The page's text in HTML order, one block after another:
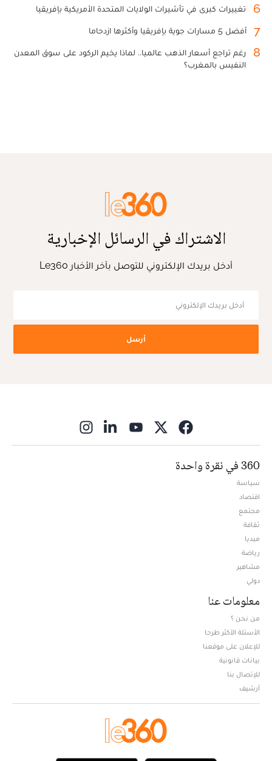
6 تغييرات كبرى في تأشيرات الولايات المتحدة الأمريكية بإفريقيا
7 أفضل 5 مسارات جوية بإفريقيا وأكثرها ازدحاما
8
رغم تراجع أسعار الذهب عالميا.. لماذا يخيم الركود على سوق المعدن
النفيس بالمغرب؟
الاشتراك في الرسائل الإخبارية
أدخل بريدك الإلكتروني للتوصل بآخر الأخبار Le360
أرسل
360 في نقرة واحدة
سياسة
اقتصاد
مجتمع
ثقافة
ميديا
رياضة
مشاهير
دولي
معلومات عنا
من نحن ؟
الأسئلة الأكثر طرحا
للإعلان على موقعنا
بيانات قانونية
للإتصال بنا
أرشيف